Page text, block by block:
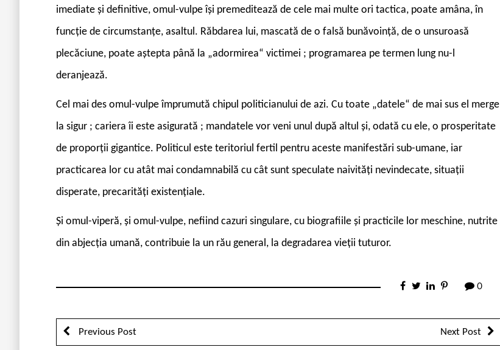
imediate și definitive, omul-vulpe își premeditează de cele mai multe ori tactica, poate amâna, în
funcție de circumstanțe, asaltul. Răbdarea lui, mascată de o falsă bunăvoință, de o unsuroasă
plecăciune, poate aștepta până la „adormirea“ victimei ; programarea pe termen lung nu-l
deranjează.
Cel mai des omul-vulpe împrumută chipul politicianului de azi. Cu toate „datele“ de mai sus el merge
la sigur ; cariera îi este asigurată ; mandatele vor veni unul după altul și, odată cu ele, o prosperitate
de proporții gigantice. Politicul este teritoriul fertil pentru aceste manifestări sub-umane, iar
practicarea lor cu atât mai condamnabilă cu cât sunt speculate naivități nevindecate, situații
disperate, precarități existențiale.
Și omul-viperă, și omul-vulpe, nefiind cazuri singulare, cu biografiile și practicile lor meschine, nutrite
din abjecția umană, contribuie la un rău general, la degradarea vieții tuturor.
0
Previous Post Next Post